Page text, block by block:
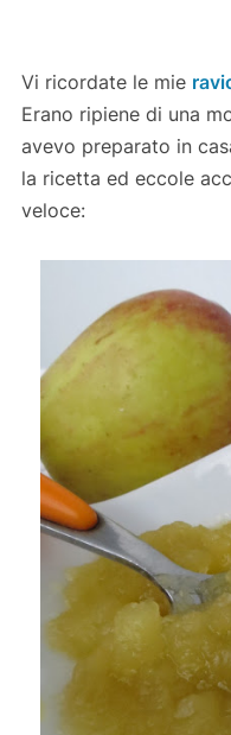
Vi ricordate le mie
Erano ripiene di una
avevo preparato in
la ricetta ed eccole
veloce: